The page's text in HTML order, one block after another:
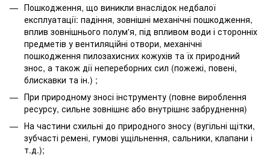
Пошкодження, що виникли внаслідок недбалої
експлуатації: падіння, зовнішні механічні пошкодження,
вплив зовнішнього полум'я, під впливом води і сторонніх
предметів у вентиляційні отвори, механічні
пошкодження пилозахисних кожухів та їх природний
знос, а також дії непереборних сил (пожежі, повені,
блискавки та ін.) ;
При природному зносі інструменту (повне вироблення
ресурсу, сильне зовнішнє або внутрішнє забруднення)
На частини схильні до природного зносу (вугільні щітки,
зубчасті ремені, гумові ущільнення, сальники, клапани і
т.д.);